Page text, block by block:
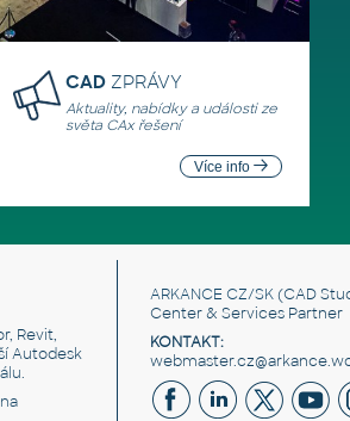
CAD ZPRÁVY
Aktuality, nabídky a události ze
světa CAx řešení
Více info
Revit,
Autodesk
.
ARKANCE CZ/SK(CAD
Center & Services Partner
KONTAKT: